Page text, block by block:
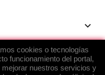


cookies o tecnologías
funcionamiento del portal,
nuestros servicios y